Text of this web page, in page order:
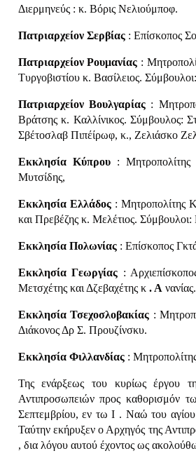
Διερμηνεύς : κ. Βόρις Νελιούμποφ.
Πατριαρχείον Σερβίας : Επίσκοπος
Πατριαρχείον Ρουμανίας :
Τυργοβιστίου κ. Βασίλειος.
Πατριαρχείον Βουλγαρίας :
Βράτσης κ. Καλλίνικος. Σύμβουλος:
Σβέτοσλαβ Πιπέίρωφ, κ., Ζελιάσκο
Εκκλησία Κύπρου :
Μυτσίδης,
Εκκλησία Ελλάδος : Μητροπολίτης
και Πρεβέζης κ. Μελέτιος.
Εκκλησία Πολωνίας : Επίσκοπος
Εκκλησία Γεωργίας :
Μετσχέτης και Δζεβαχέτης κ . Α νανίας.
Εκκλησία Τσεχοσλοβακίας :
Διάκονος Δρ Σ. Προυζίνσκυ.
Εκκλησία Φιλλανδίας :
Της ενάρξεως του κυρίως έργου
Αντιπροσωπειών προς καθορισμόν
Σεπτεμβρίου, εν τω Ι . Ναώ του
Ταύτην εκήρυξεν ο Αρχηγός της
, δια λόγου αυτού έχοντος ως